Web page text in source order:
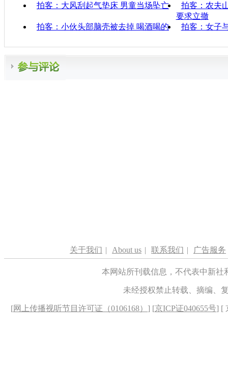
拍客：大风刮起气垫床 男童当场坠亡
拍客：农夫
要求立撤
拍客：小伙头部脑壳被去掉 喝酒喝的
拍客：女子
关于我们 | About us | 联系我们 | 广告服务
本网站所刊载信息，不代表中新
未经授权禁止转载、摘编、
[网上传播视听节目许可证（0106168） ] [京ICP证040655号] [